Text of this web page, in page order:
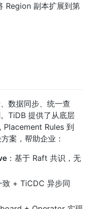
Region 副本扩展到第
数据同步、统一查
TiDB 提供了从底层
Placement Rules 到
案，帮助企业：
：基于 Raft 共识，无
致 + TiCDC 异步同